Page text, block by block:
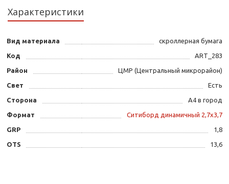
Характеристики
Вид материала скроллерная бумага
Код ART_283
Район ЦМР (Центральный микрорайон)
Свет Есть
Сторона А4 в город
Формат Ситиборд динамичный 2,7х3,7
GRP 1,8
OTS 13,6